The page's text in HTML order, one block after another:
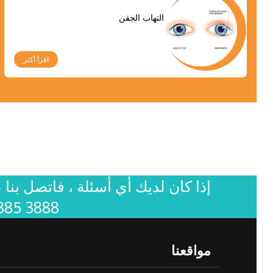
التهاب الجفن
اقرأ أكثر
إذا كان لديك أي أسئلة ، فاتصل
3888
مواقعنا